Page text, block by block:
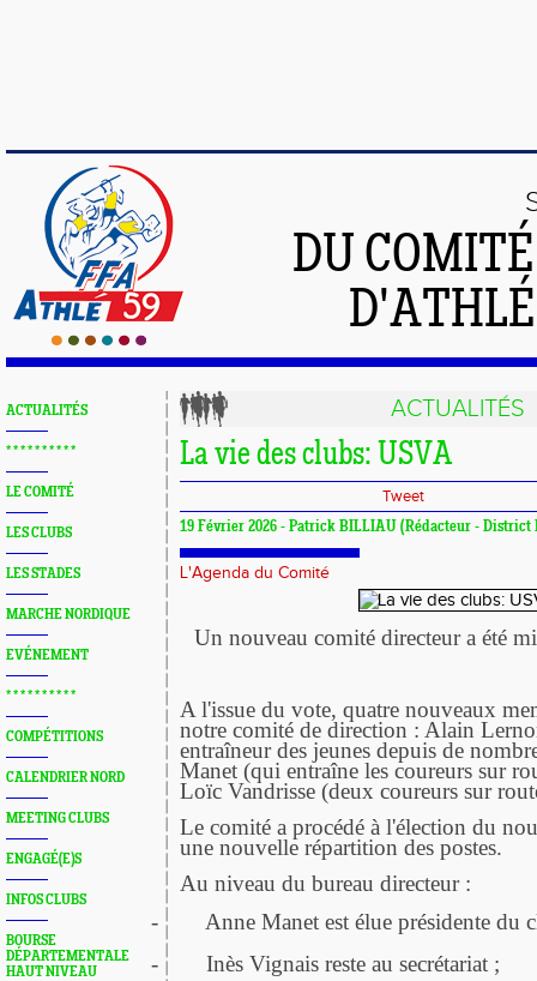
DU
ACTUALITÉS
* * * * * * * * * *
LE COMITÉ
LES CLUBS
LES STADES
MARCHE NORDIQUE
EVÉNEMENT
* * * * * * * * * *
COMPÉTITIONS
CALENDRIER NORD
MEETING CLUBS
ENGAGÉ(E)S
INFOS CLUBS
BOURSE
DÉPARTEMENTALE
HAUT NIVEAU
ACTUALITÉS
La vie des clubs: USVA
Tweet
19 Février 2026 - Patrick BILLIAU (Rédacteur - District
L'Agenda du Comité
Un nouveau comité directeur a été
A l'issue du vote, quatre nouveaux
notre comité de direction : Alain
entraîneur des jeunes depuis de
Manet (qui entraîne les coureurs sur
Loïc Vandrisse (deux coureurs sur
Le comité a procédé à l'élection du
une nouvelle répartition des postes.
Au niveau du bureau directeur :
-
Anne Manet est élue présidente du
-
Inès Vignais reste au secrétariat ;